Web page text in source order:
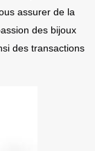
assurer de la
des bijoux
des transactions